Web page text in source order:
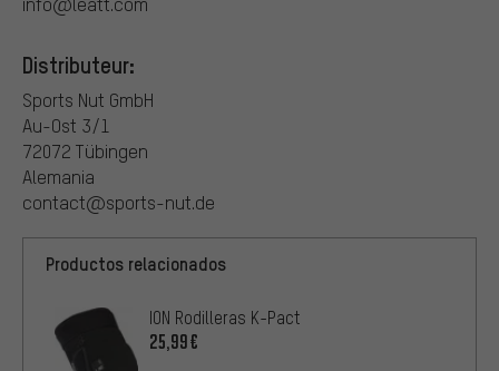
Distributeur:
Sports Nut GmbH
Au-Ost 3/1
72072 Tübingen
Alemania
contact@sports-nut.de
Productos relacionados
ION Rodilleras K-Pact
25,99€